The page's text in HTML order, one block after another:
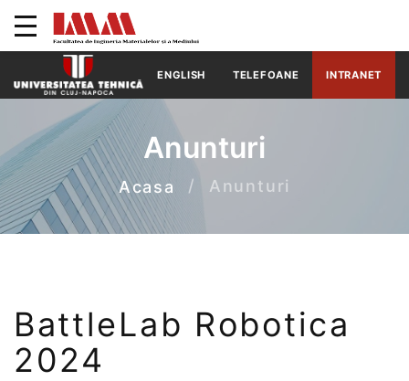
ENGLISH TELEFOANE INTRANET
Anunturi
Acasa Anunturi
BattleLab Robotica
2024